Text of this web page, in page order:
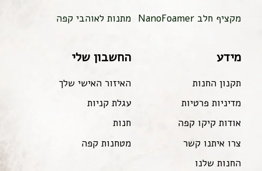
מקציף חלב NanoFoamer
מתנות לאוהבי קפה
מידע
תקנון החנות
מדיניות פרטיות
אודות קיקו קפה
צרו איתנו קשר
החנות שלנו
החשבון שלי
האיזור האישי שלך
עגלת קניות
חנות
מטחנות קפה